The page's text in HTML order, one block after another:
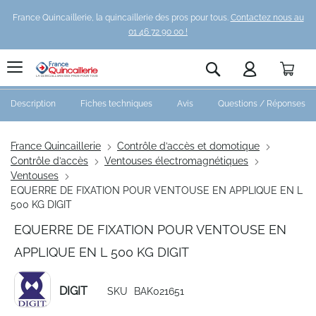
France Quincaillerie, la quincaillerie des pros pour tous. Contactez nous au
01 46 72 90 00 !
Rechercher
France Quincaillerie
Contrôle d’accès et domotique
Contrôle d’accès
Ventouses électromagnétiques
Ventouses
EQUERRE DE FIXATION POUR VENTOUSE EN APPLIQUE EN L
500 KG DIGIT
EQUERRE DE FIXATION POUR VENTOUSE EN
APPLIQUE EN L 500 KG DIGIT
DIGIT SKU BAK021651
Description Fiches techniques Avis Questions / Réponses